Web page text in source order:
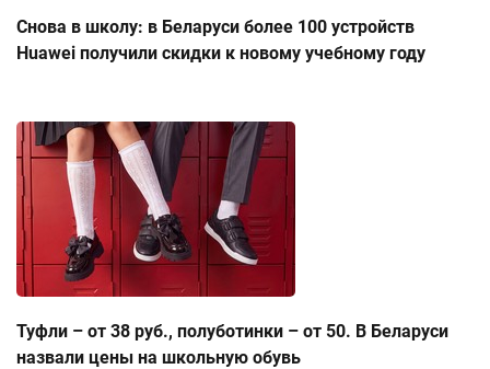
Снова в школу: в Беларуси более 100 устройств
Huawei получили скидки к новому учебному году
Туфли – от 38 руб., полуботинки – от 50. В Беларуси
назвали цены на школьную обувь